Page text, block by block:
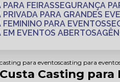
PARA FEIRAS SEGURANÇA
PRIVADA PARA GRANDES
FEMININO PARA EVENTOS
EM EVENTOS ABERTOS
casting para eventoscasting para
Casting